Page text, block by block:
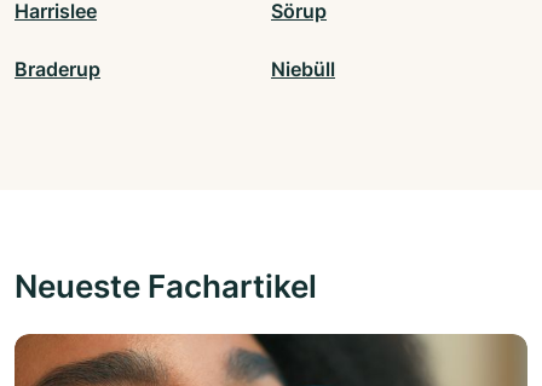
Harrislee Sörup
Braderup Niebüll
Neueste Fachartikel